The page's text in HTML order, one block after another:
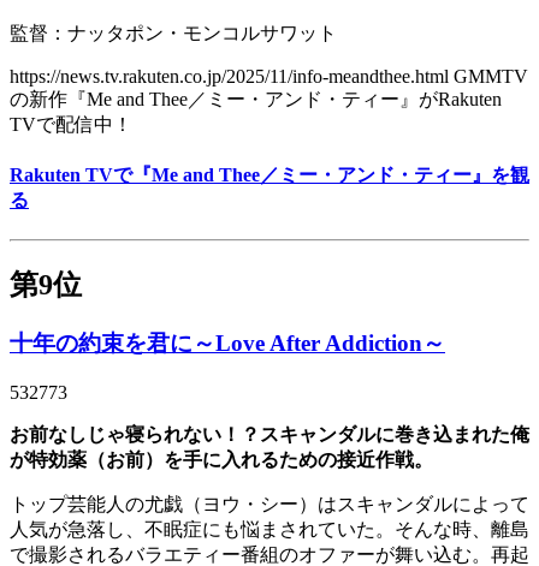
監督：ナッタポン・モンコルサワット
https://news.tv.rakuten.co.jp/2025/11/info-meandthee.html GMMTV
の新作『Me and Thee／ミー・アンド・ティー』がRakuten
TVで配信中！
Rakuten TVで『Me and Thee／ミー・アンド・ティー』を観
る
第9位
十年の約束を君に～Love After Addiction～
532773
お前なしじゃ寝られない！？スキャンダルに巻き込まれた俺
が特効薬（お前）を手に入れるための接近作戦。
トップ芸能人の尤戯（ヨウ・シー）はスキャンダルによって
人気が急落し、不眠症にも悩まされていた。そんな時、離島
で撮影されるバラエティー番組のオファーが舞い込む。再起